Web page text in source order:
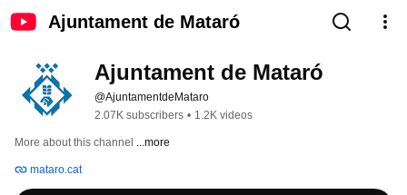
Ajuntament de Mataró
Ajuntament de Mataró
@AjuntamentdeMataro
2.07K subscribers • 1.2K videos
More about this channel ...more
mataro.cat